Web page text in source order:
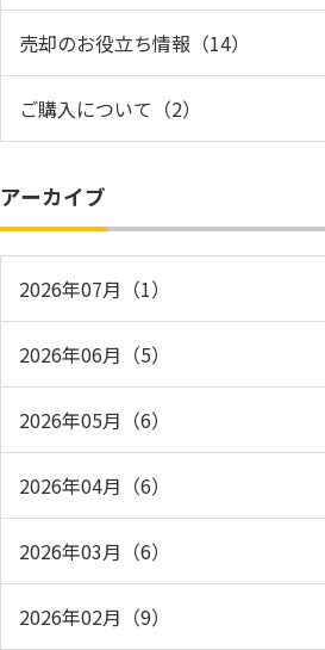
売却のお役立ち情報（14）
ご購入について（2）
アーカイブ
2026年07月（1）
2026年06月（5）
2026年05月（6）
2026年04月（6）
2026年03月（6）
2026年02月（9）